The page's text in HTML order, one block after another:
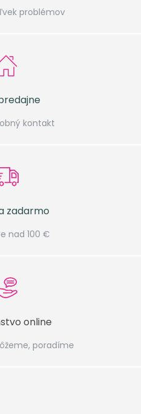
problémov
kontakt
zadarmo
nad 100 €
online
poradíme